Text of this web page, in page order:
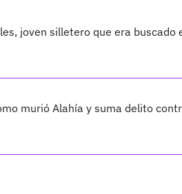
joven silletero que era buscado
murió Alahía y suma delito